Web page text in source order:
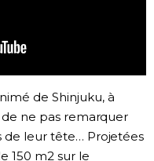
de Shinjuku, à
ne pas remarquer
de leur tête… Projetées
150 m2 sur le